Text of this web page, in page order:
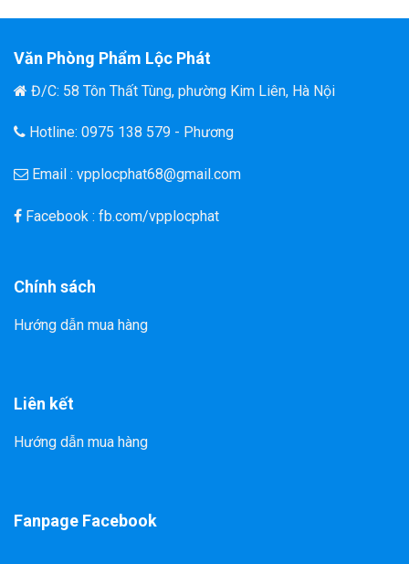
Văn Phòng Phẩm Lộc Phát
Đ/C: 58 Tôn Thất Tùng, phường Kim Liên, Hà Nội
Hotline: 0975 138 579 - Phương
Email : vpplocphat68@gmail.com
Facebook : fb.com/vpplocphat
Chính sách
Hướng dẫn mua hàng
Liên kết
Hướng dẫn mua hàng
Fanpage Facebook